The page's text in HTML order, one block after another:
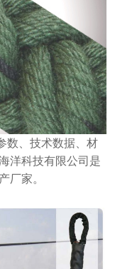
数、技术数据、材
洋科技有限公司是
厂家。